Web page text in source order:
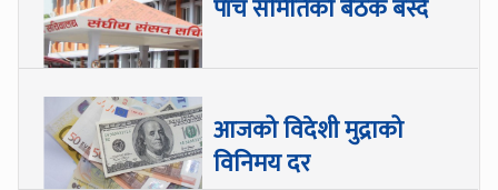
पाँच समितिको बैठक बस्दै
आजको विदेशी मुद्राको
विनिमय दर